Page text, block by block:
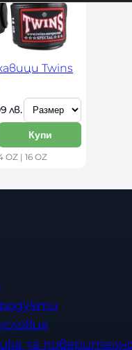
Twins
/ 350,09 лв.
Купи
OZ | 16 OZ
за